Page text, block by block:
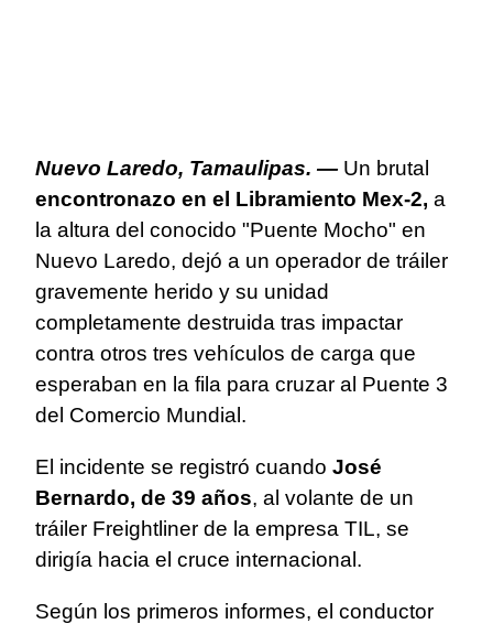
Nuevo Laredo, Tamaulipas. — Un brutal
encontronazo en el Libramiento Mex-2, a
la altura del conocido "Puente Mocho" en
Nuevo Laredo, dejó a un operador de tráiler
gravemente herido y su unidad
completamente destruida tras impactar
contra otros tres vehículos de carga que
esperaban en la fila para cruzar al Puente 3
del Comercio Mundial.
El incidente se registró cuando José
Bernardo, de 39 años, al volante de un
tráiler Freightliner de la empresa TIL, se
dirigía hacia el cruce internacional.
Según los primeros informes, el conductor